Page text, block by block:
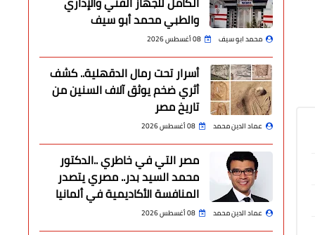
والطبي محمد أبو سيف
محمد ابو سيف 08 أغسطس 2026
أسرار تحت رمال الدقهلية.. كشف
أثري ضخم يوثق آلاف السنين من
تاريخ مصر
عماد الدين محمد 08 أغسطس 2026
مصر التي في خاطري ..الدكتور
محمد السيد بدر.. مصري يتصدر
المنافسة الأكاديمية في ألمانيا
عماد الدين محمد 08 أغسطس 2026